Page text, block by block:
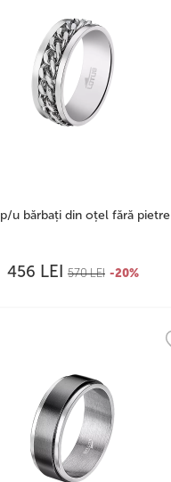
u bărbați din oțel fără pietre
456 LEI 570LEI -20%